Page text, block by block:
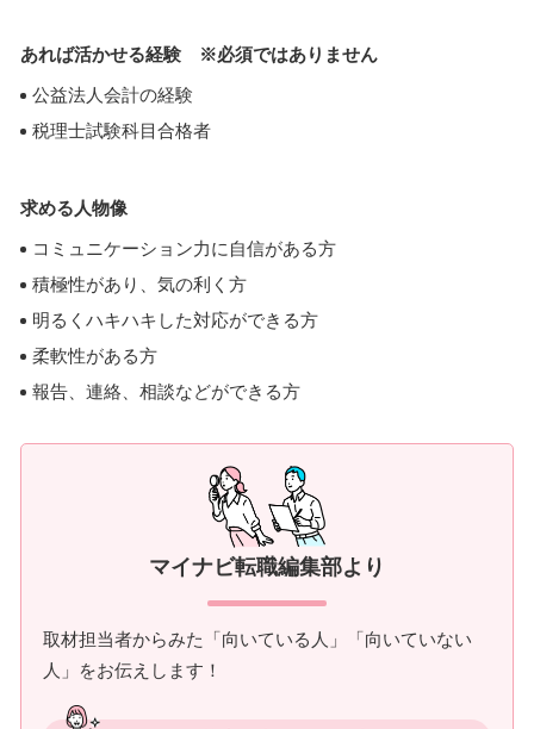
あれば活かせる経験 ※必須ではありません
公益法人会計の経験
税理士試験科目合格者
求める人物像
コミュニケーション力に自信がある方
積極性があり、気の利く方
明るくハキハキした対応ができる方
柔軟性がある方
報告、連絡、相談などができる方
マイナビ転職編集部より
取材担当者からみた「向いている人」「向いていない
人」をお伝えします！